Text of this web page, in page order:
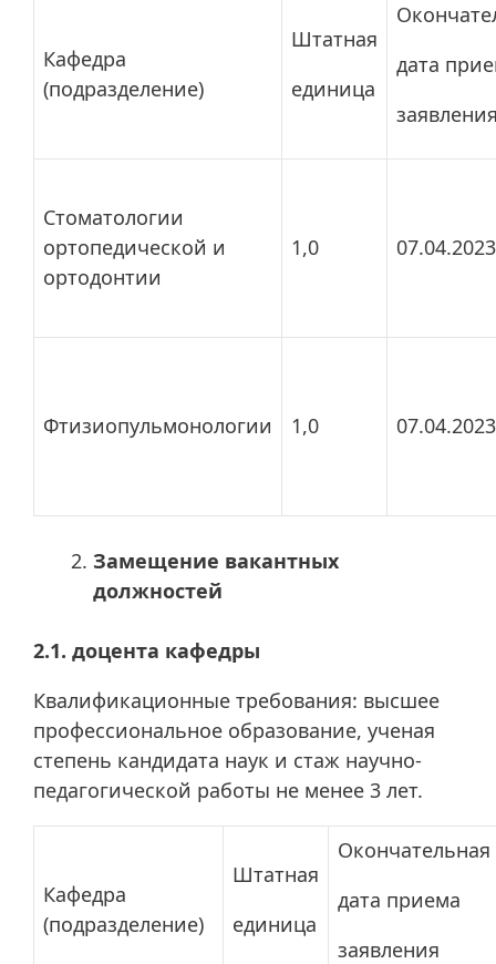
Кафедра
(подразделение)
Штатная
единица
дата
Стоматологии
ортопедической и
ортодонтии
1,0 07.04.2023
Фтизиопульмонологии 1,0 07.04.2023
Замещение вакантных
должностей
2.1. доцента кафедры
Квалификационные требования: высшее
профессиональное образование, ученая
степень кандидата наук и стаж научно-
педагогической работы не менее 3 лет.
Кафедра
(подразделение)
Штатная
единица
Окончательная
дата приема
заявления